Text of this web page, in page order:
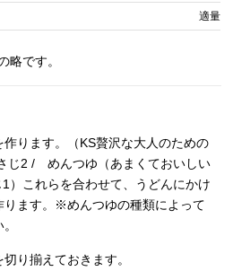
適量
略です。
作ります。（KS贅沢な大人のための
じ2 / めんつゆ（あまくておいしい
）これらを合わせて、うどんにかけ
ります。※めんつゆの種類によって
り揃えておきます。